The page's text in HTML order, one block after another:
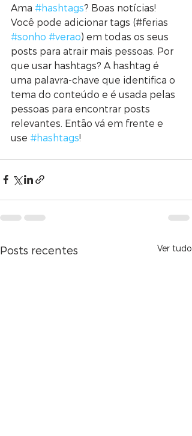
Ama #hashtags? Boas notícias!
Você pode adicionar tags (#ferias
#sonho #verao) em todas os seus
posts para atrair mais pessoas. Por
que usar hashtags? A hashtag é
uma palavra-chave que identifica o
tema do conteúdo e é usada pelas
pessoas para encontrar posts
relevantes. Então vá em frente e
use #hashtags!
Posts recentes Ver tudo